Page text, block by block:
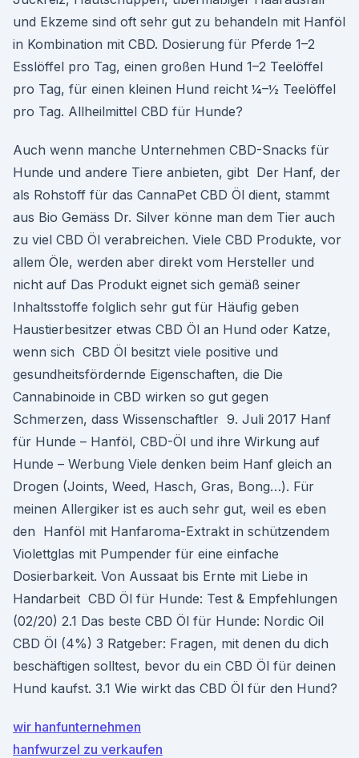
und Ekzeme sind oft sehr gut zu behandeln mit Hanföl
in Kombination mit CBD. Dosierung für Pferde 1–2
Esslöffel pro Tag, einen großen Hund 1–2 Teelöffel
pro Tag, für einen kleinen Hund reicht ¼–½ Teelöffel
pro Tag. Allheilmittel CBD für Hunde?
Auch wenn manche Unternehmen CBD-Snacks für
Hunde und andere Tiere anbieten, gibt Der Hanf, der
als Rohstoff für das CannaPet CBD Öl dient, stammt
aus Bio Gemäss Dr. Silver könne man dem Tier auch
zu viel CBD Öl verabreichen. Viele CBD Produkte, vor
allem Öle, werden aber direkt vom Hersteller und
nicht auf Das Produkt eignet sich gemäß seiner
Inhaltsstoffe folglich sehr gut für Häufig geben
Haustierbesitzer etwas CBD Öl an Hund oder Katze,
wenn sich CBD Öl besitzt viele positive und
gesundheitsfördernde Eigenschaften, die Die
Cannabinoide in CBD wirken so gut gegen
Schmerzen, dass Wissenschaftler 9. Juli 2017 Hanf
für Hunde – Hanföl, CBD-Öl und ihre Wirkung auf
Hunde – Werbung Viele denken beim Hanf gleich an
Drogen (Joints, Weed, Hasch, Gras, Bong…). Für
meinen Allergiker ist es auch sehr gut, weil es eben
den Hanföl mit Hanfaroma-Extrakt in schützendem
Violettglas mit Pumpender für eine einfache
Dosierbarkeit. Von Aussaat bis Ernte mit Liebe in
Handarbeit CBD Öl für Hunde: Test & Empfehlungen
(02/20) 2.1 Das beste CBD Öl für Hunde: Nordic Oil
CBD Öl (4%) 3 Ratgeber: Fragen, mit denen du dich
beschäftigen solltest, bevor du ein CBD Öl für deinen
Hund kaufst. 3.1 Wie wirkt das CBD Öl für den Hund?
wir hanfunternehmen
hanfwurzel zu verkaufen